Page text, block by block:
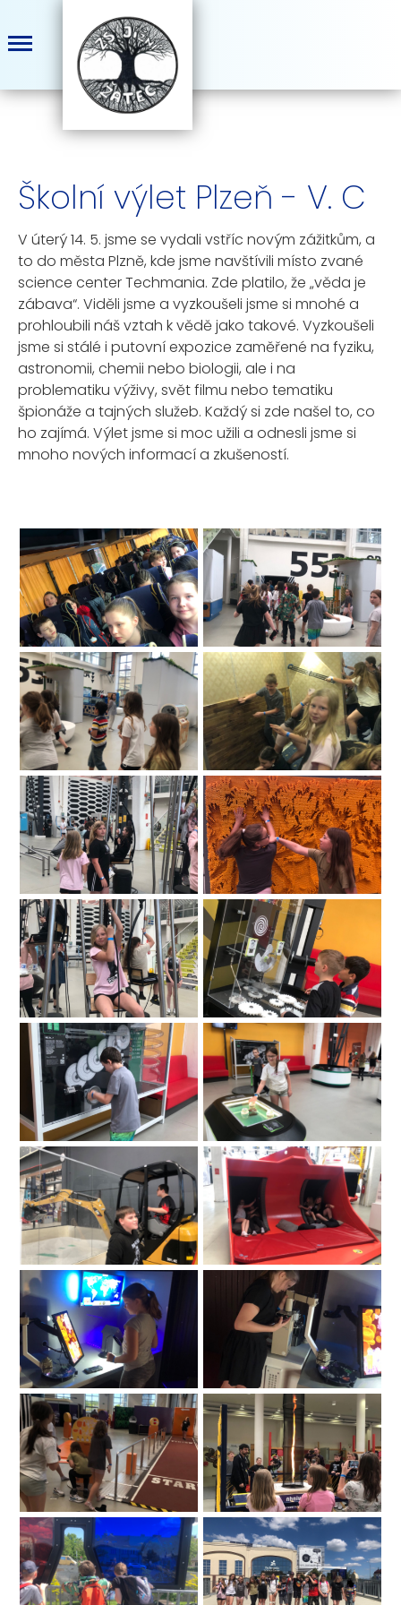
Školní výlet Plzeň - V. C
V úterý 14. 5. jsme se vydali vstříc novým zážitkům, a
to do města Plzně, kde jsme navštívili místo zvané
science center Techmania. Zde platilo, že „věda je
zábava“. Viděli jsme a vyzkoušeli jsme si mnohé a
prohloubili náš vztah k vědě jako takové. Vyzkoušeli
jsme si stálé i putovní expozice zaměřené na fyziku,
astronomii, chemii nebo biologii, ale i na
problematiku výživy, svět filmu nebo tematiku
špionáže a tajných služeb. Každý si zde našel to, co
ho zajímá. Výlet jsme si moc užili a odnesli jsme si
mnoho nových informací a zkušeností.